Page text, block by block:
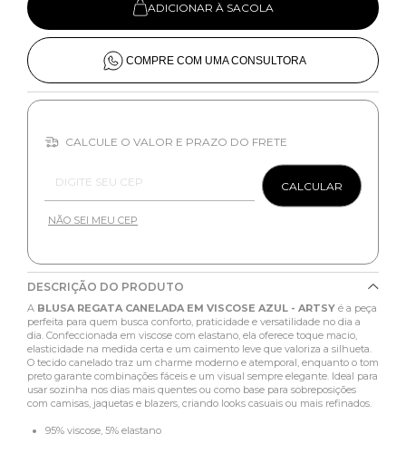
ADICIONAR À SACOLA
COMPRE COM UMA CONSULTORA
CALCULE O VALOR E PRAZO DO FRETE
CALCULAR
NÃO SEI MEU CEP
DESCRIÇÃO DO PRODUTO
A BLUSA REGATA CANELADA EM VISCOSE AZUL - ARTSY é a peça
perfeita para quem busca conforto, praticidade e versatilidade no dia a
dia. Confeccionada em viscose com elastano, ela oferece toque macio,
elasticidade na medida certa e um caimento leve que valoriza a silhueta.
O tecido canelado traz um charme moderno e atemporal, enquanto o tom
preto garante combinações fáceis e um visual sempre elegante. Ideal para
usar sozinha nos dias mais quentes ou como base para sobreposições
com camisas, jaquetas e blazers, criando looks casuais ou mais refinados.
95% viscose, 5% elastano